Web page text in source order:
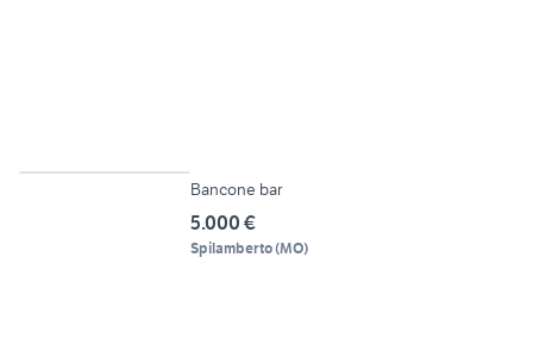
Bancone bar
5.000 €
Spilamberto(MO)